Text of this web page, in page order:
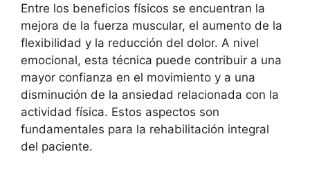
Entre los beneficios físicos se encuentran la
mejora de la fuerza muscular, el aumento de la
flexibilidad y la reducción del dolor. A nivel
emocional, esta técnica puede contribuir a una
mayor confianza en el movimiento y a una
disminución de la ansiedad relacionada con la
actividad física. Estos aspectos son
fundamentales para la rehabilitación integral
del paciente.